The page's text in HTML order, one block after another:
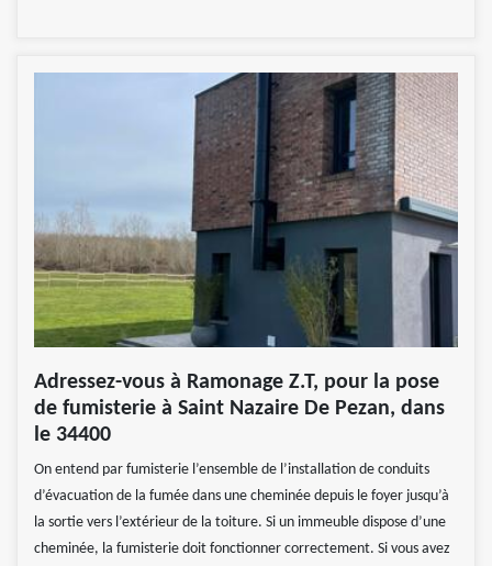
Adressez-vous à Ramonage Z.T, pour la pose
de fumisterie à Saint Nazaire De Pezan, dans
le 34400
On entend par fumisterie l’ensemble de l’installation de conduits
d’évacuation de la fumée dans une cheminée depuis le foyer jusqu’à
la sortie vers l’extérieur de la toiture. Si un immeuble dispose d’une
cheminée, la fumisterie doit fonctionner correctement. Si vous avez